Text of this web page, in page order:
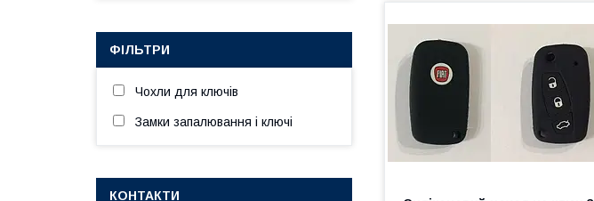
ФІЛЬТРИ
Чохли для ключів
Замки запалювання і ключі
КОНТАКТИ